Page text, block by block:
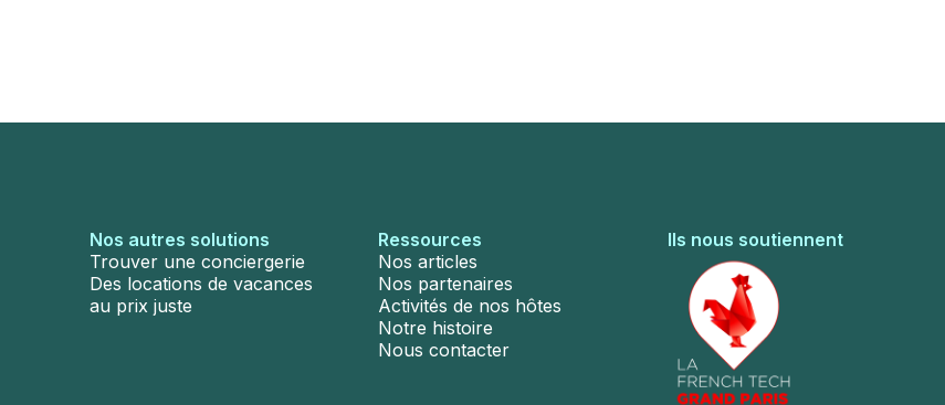
Nos autres solutions
Trouver une conciergerie
Des locations de vacances
au prix juste
Ressources
Nos articles
Nos partenaires
Activités de nos hôtes
Notre histoire
Nous contacter
Ils nous soutiennent